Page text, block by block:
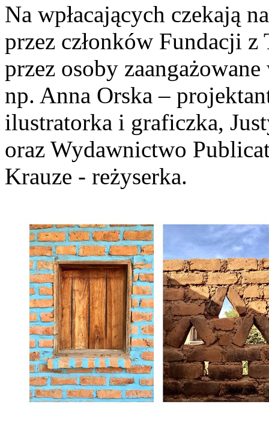
Na wpłacających czekają
przez członków Fundacji z
przez osoby
np. Anna Orska –
ilustratorka i graficzka,
oraz Wydawnictwo
Krauze - reżyserka.